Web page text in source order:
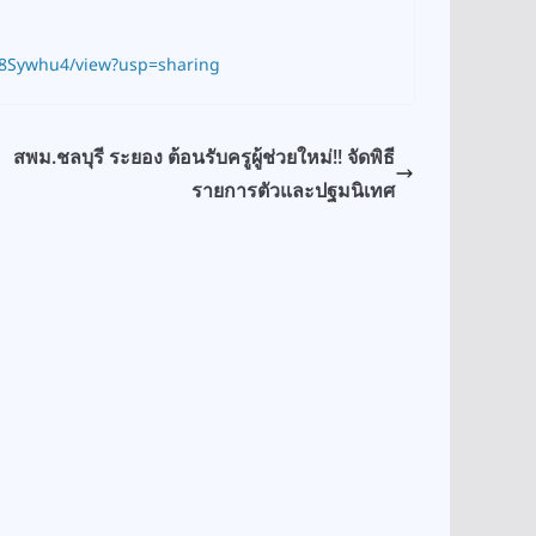
view?usp=sharing
สพม.ชลบุรี ระยอง ต้อนรับครูผู้ช่วยใหม่!! จัดพิธี
รายการตัวและปฐมนิเทศ